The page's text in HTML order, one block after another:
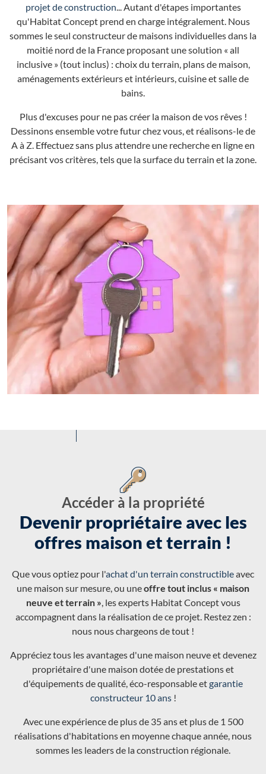
projet de construction... Autant d'étapes importantes
qu'Habitat Concept prend en charge intégralement. Nous
sommes le seul constructeur de maisons individuelles dans la
moitié nord de la France proposant une solution « all
inclusive » (tout inclus) : choix du terrain, plans de maison,
aménagements extérieurs et intérieurs, cuisine et salle de
bains.
Plus d'excuses pour ne pas créer la maison de vos rêves !
Dessinons ensemble votre futur chez vous, et réalisons-le de
A à Z. Effectuez sans plus attendre une recherche en ligne en
précisant vos critères, tels que la surface du terrain et la zone.
Accéder à la propriété
Devenir propriétaire avec les
offres maison et terrain !
Que vous optiez pour l'achat d'un terrain constructibleavec
une maison sur mesure, ou uneoffre tout inclus « maison
neuve et terrain », les experts Habitat Concept vous
accompagnent dans la réalisation de ce projet. Restez zen :
nous nous chargeons de tout !
Appréciez tous les avantages d'une maison neuve et devenez
propriétaire d'une maison dotée de prestations et
d'équipements de qualité, éco-responsable etgarantie
constructeur 10 ans!
Avec une expérience de plus de 35 ans et plus de 1 500
réalisations d'habitations en moyenne chaque année, nous
sommes les leaders de la construction régionale.